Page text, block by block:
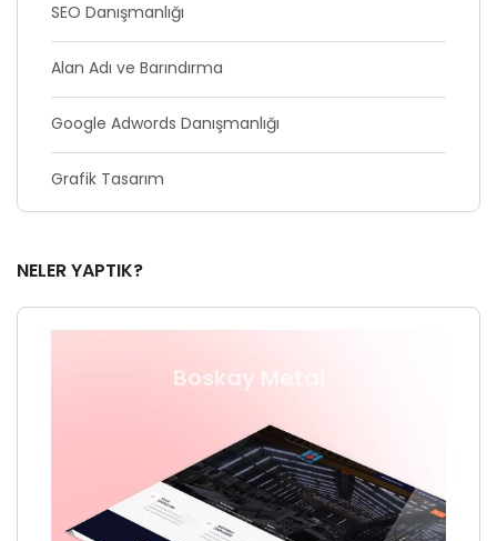
SEO Danışmanlığı
Alan Adı ve Barındırma
Google Adwords Danışmanlığı
Grafik Tasarım
NELER YAPTIK?
Boskay Metal